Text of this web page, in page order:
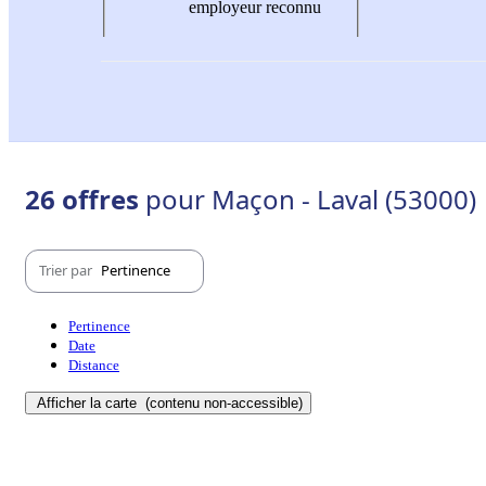
employeur reconnu
26 offres pour Maçon - Laval (53000)
Trier par Pertinence
Pertinence
Date
Distance
Afficher la carte (contenu non-accessible)